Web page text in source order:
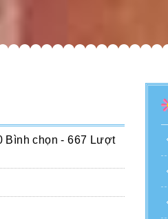
Bình chọn - 667 Lượt